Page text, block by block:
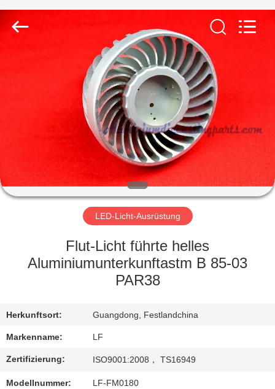
PRODUKTE
ÜBER
WERKSBESICHTIGUNG
KONTAKT
MIT
UNS
Industrial
Rights
LED-Licht-Ausrüstung
Flut-Licht führte helles
Aluminiumunterkunftastm B 85-03
PAR38
Herkunftsort: Guangdong, Festlandchina
Markenname: LF
Zertifizierung: ISO9001:2008， TS16949
Modellnummer: LF-FM0180